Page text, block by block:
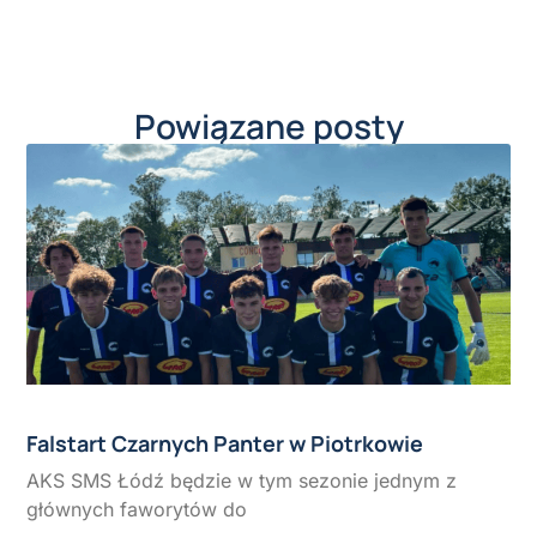
Powiązane posty
Falstart Czarnych Panter w Piotrkowie
AKS SMS Łódź będzie w tym sezonie jednym z
głównych faworytów do